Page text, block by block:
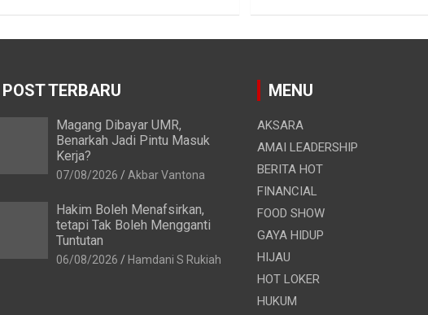
POST TERBARU
Magang Dibayar UMR,
Benarkah Jadi Pintu Masuk
Kerja?
07/08/2026 Akbar Vantona
Hakim Boleh Menafsirkan,
tetapi Tak Boleh Mengganti
Tuntutan
06/08/2026 Hamdani S Rukiah
MENU
AKSARA
AMAI LEADERSHIP
BERITA HOT
FINANCIAL
FOOD SHOW
GAYA HIDUP
HIJAU
HOT LOKER
HUKUM